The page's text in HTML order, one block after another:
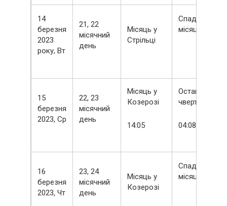
14
березня
2023
року, Вт
21, 22
місячний
день
Місяць у
Стрільці
Спадний
місяць
15
березня
2023, Ср
22, 23
місячний
день
Місяць у
Козерозі
14:05
Остання
чверть
04:08
16
березня
2023, Чт
23, 24
місячний
день
Місяць у
Козерозі
Спадний
місяць